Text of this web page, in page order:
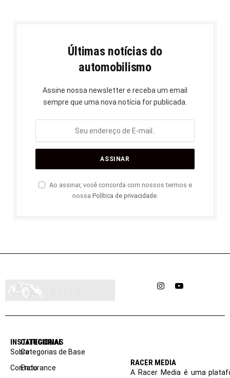
Últimas notícias do
automobilismo
Assine nossa newsletter e receba um email
sempre que uma nova notícia for publicada.
Ao assinar, você concorda com nossos termos e
nossa Política de privacidade.
InstagramYouTube
INSTITUCIONAL
Sobre
Contato
CATEGORIAS
Categorias de Base
Endurance
RACER MEDIA
A Racer Media é uma